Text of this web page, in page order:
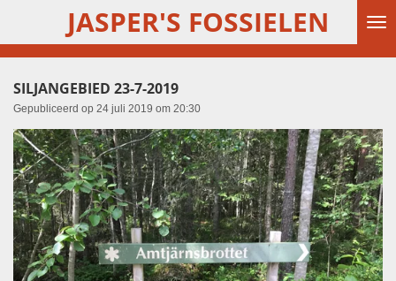
hoofdinhoud
JASPER'S FOSSIELEN
SILJANGEBIED 23-7-2019
Gepubliceerd op 24 juli 2019 om 20:30